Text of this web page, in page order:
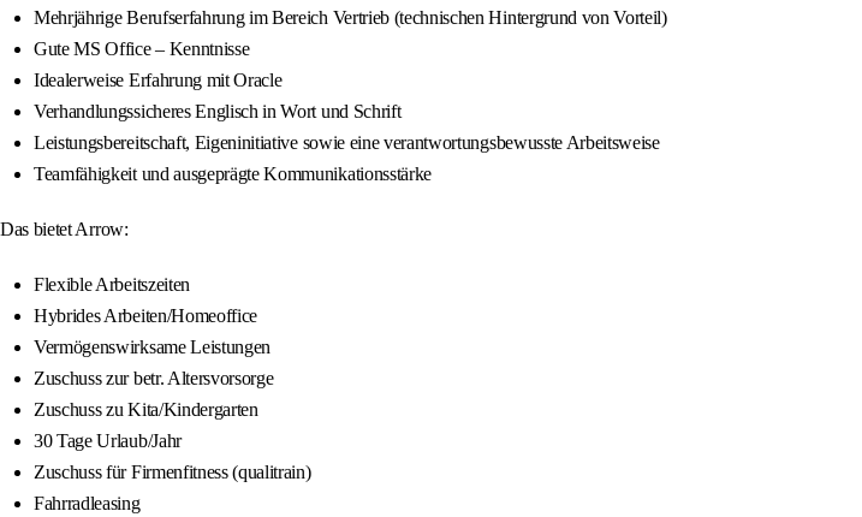
Mehrjährige Berufserfahrung im Bereich Vertrieb (technischen Hintergrund von Vorteil)
Gute MS Office – Kenntnisse
Idealerweise Erfahrung mit Oracle
Verhandlungssicheres Englisch in Wort und Schrift
Leistungsbereitschaft, Eigeninitiative sowie eine verantwortungsbewusste Arbeitsweise
Teamfähigkeit und ausgeprägte Kommunikationsstärke
Das bietet Arrow:
Flexible Arbeitszeiten
Hybrides Arbeiten/Homeoffice
Vermögenswirksame Leistungen
Zuschuss zur betr. Altersvorsorge
Zuschuss zu Kita/Kindergarten
30 Tage Urlaub/Jahr
Zuschuss für Firmenfitness (qualitrain)
Fahrradleasing